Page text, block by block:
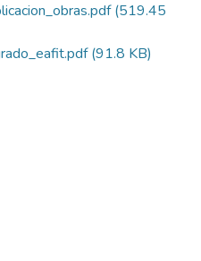
(519.45
(91.8 KB)